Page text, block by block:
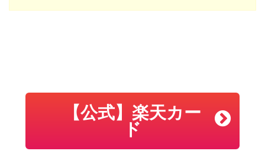
【公式】楽天カー
ド